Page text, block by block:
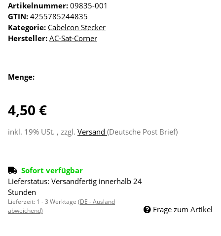
Artikelnummer: 09835-001
GTIN: 4255785244835
Kategorie: Cabelcon Stecker
Hersteller: AC-Sat-Corner
Menge:
4,50 €
inkl. 19% USt. , zzgl. Versand (Deutsche Post Brief)
Sofort verfügbar
Lieferstatus: Versandfertig innerhalb 24
Stunden
Lieferzeit: 1 - 3 Werktage (DE - Ausland
abweichend)
Frage zum Artikel